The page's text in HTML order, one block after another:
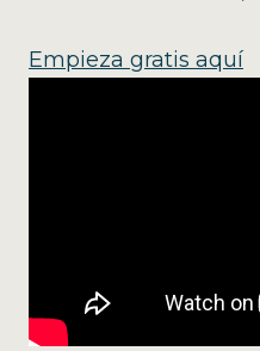
Empieza gratis aquí